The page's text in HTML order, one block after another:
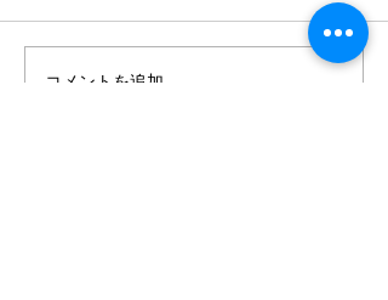
コメントを追加…